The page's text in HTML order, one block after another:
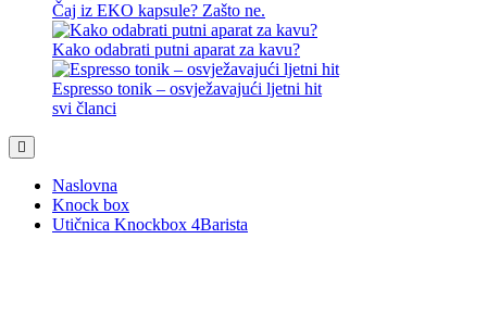
Čaj iz EKO kapsule? Zašto ne.
Kako odabrati putni aparat za kavu?
Espresso tonik – osvježavajući ljetni hit
svi članci
Naslovna
Knock box
Utičnica Knockbox 4Barista